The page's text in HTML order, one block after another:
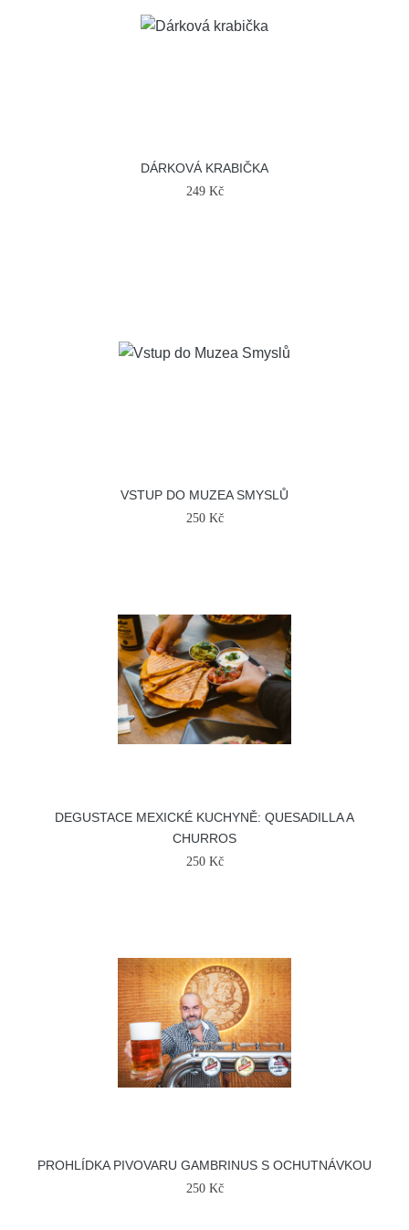
DÁRKOVÁ KRABIČKA
249 Kč
VSTUP DO MUZEA SMYSLŮ
250 Kč
DEGUSTACE MEXICKÉ KUCHYNĚ: QUESADILLA A
CHURROS
250 Kč
PROHLÍDKA PIVOVARU GAMBRINUS S OCHUTNÁVKOU
250 Kč